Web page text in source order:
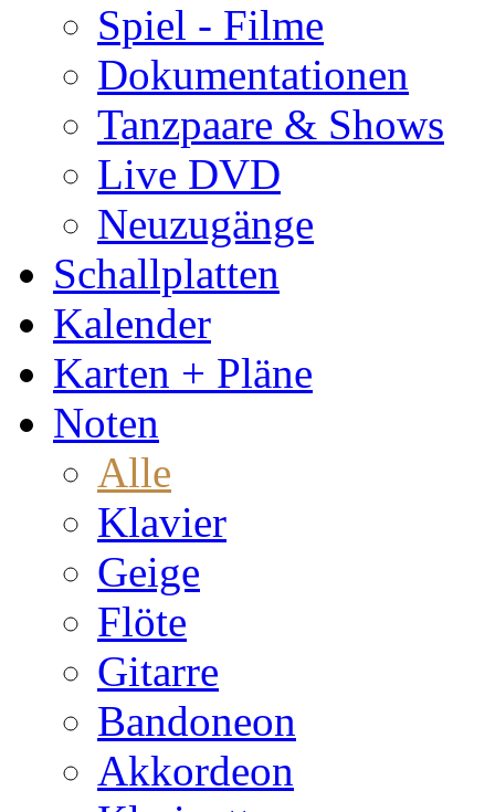
Spiel - Filme
Dokumentationen
Tanzpaare & Shows
Live DVD
Neuzugänge
Schallplatten
Kalender
Karten + Pläne
Noten
Alle
Klavier
Geige
Flöte
Gitarre
Bandoneon
Akkordeon